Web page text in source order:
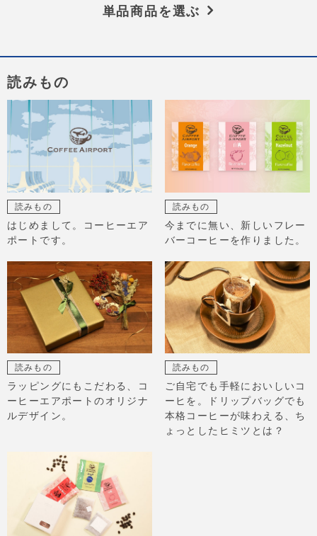
単品商品を選ぶ
読みもの
読みもの
はじめまして。コーヒーエア
ポートです。
読みもの
今までに無い、新しいフレー
バーコーヒーを作りました。
読みもの
ラッピングにもこだわる、コ
ーヒーエアポートのオリジナ
ルデザイン。
読みもの
ご自宅でも手軽においしいコ
ーヒを。ドリップバッグでも
本格コーヒーが味わえる、ち
ょっとしたヒミツとは？